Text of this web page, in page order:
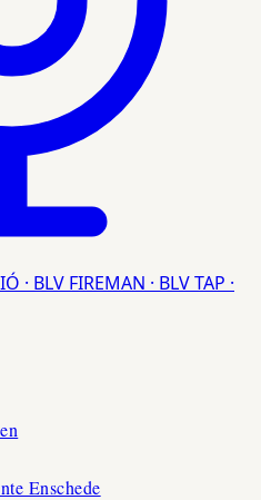
· BLV FIREMAN · BLV TAP ·
Enschede